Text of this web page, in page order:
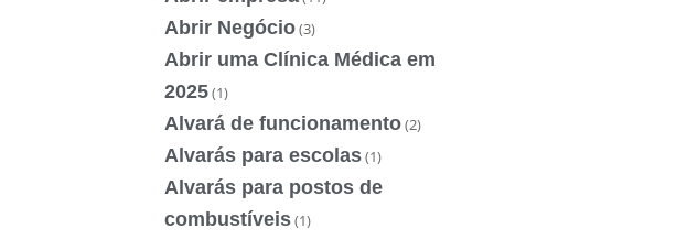
Abrir Negócio(3)
Abrir uma Clínica Médica em
2025(1)
Alvará de funcionamento(2)
Alvarás para escolas(1)
Alvarás para postos de
combustíveis(1)